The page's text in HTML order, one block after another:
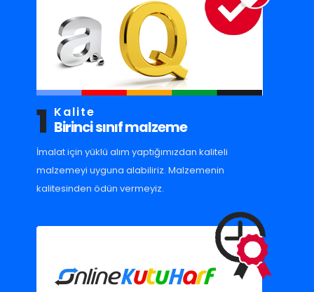
1 Kalite
Birinci sınıf malzeme
İmalat için yüklü alım yaptığımızdan kaliteli
malzemeyi uyguna alabiliriz. Malzemenin
kalitesinden ödün vermeyiz.